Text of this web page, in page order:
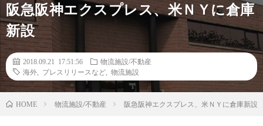
阪急阪神エクスプレス、米ＮＹに倉庫
新設
2018.09.21 17:51:56
物流施設/不動産
海外
プレスリリースなど 物流施設
HOME 物流施設/不動産 阪急阪神エクスプレス、米ＮＹに倉庫新設